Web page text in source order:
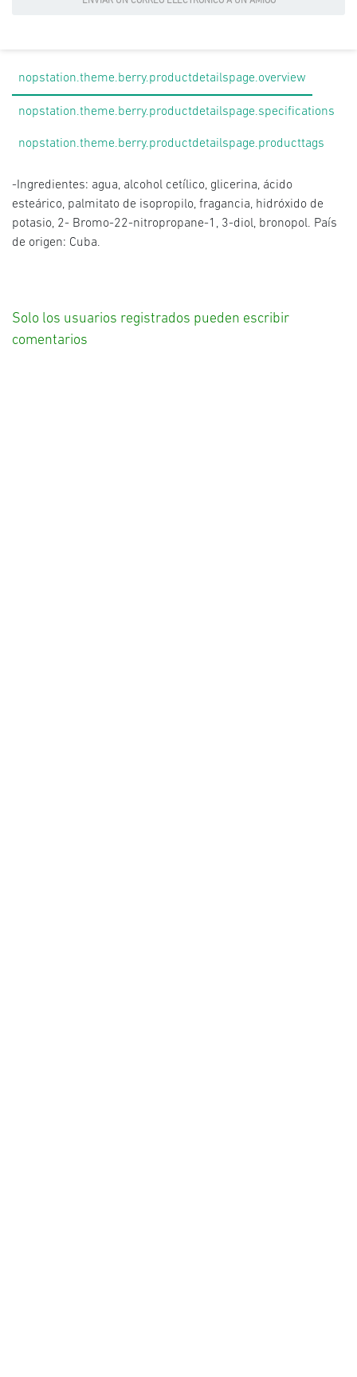
nopstation.theme.berry.productdetailspage.overview
nopstation.theme.berry.productdetailspage.specifications
nopstation.theme.berry.productdetailspage.producttags
-Ingredientes: agua, alcohol cetílico, glicerina, ácido
esteárico, palmitato de isopropilo, fragancia, hidróxido de
potasio, 2- Bromo-22-nitropropane-1, 3-diol, bronopol. País
de origen: Cuba.
Solo los usuarios registrados pueden escribir
comentarios